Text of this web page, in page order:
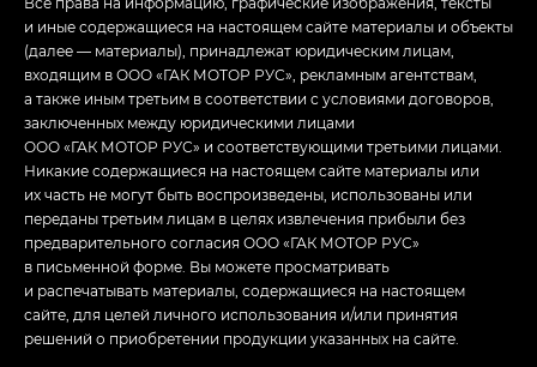
и иные содержащиеся на настоящем сайте материалы и объекты
(далее — материалы), принадлежат юридическим лицам,
входящим в ООО «ГАК МОТОР РУС», рекламным агентствам,
а также иным третьим в соответствии с условиями договоров,
заключенных между юридическими лицами
ООО «ГАК МОТОР РУС» и соответствующими третьими лицами.
Никакие содержащиеся на настоящем сайте материалы или
их часть не могут быть воспроизведены, использованы или
переданы третьим лицам в целях извлечения прибыли без
предварительного согласия ООО «ГАК МОТОР РУС»
в письменной форме. Вы можете просматривать
и распечатывать материалы, содержащиеся на настоящем
сайте, для целей личного использования и/или принятия
решений о приобретении продукции указанных на сайте.